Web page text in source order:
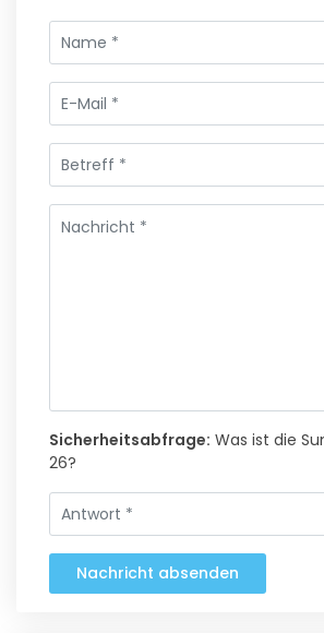
Sicherheitsabfrage: Was ist die
26?
Nachricht absenden